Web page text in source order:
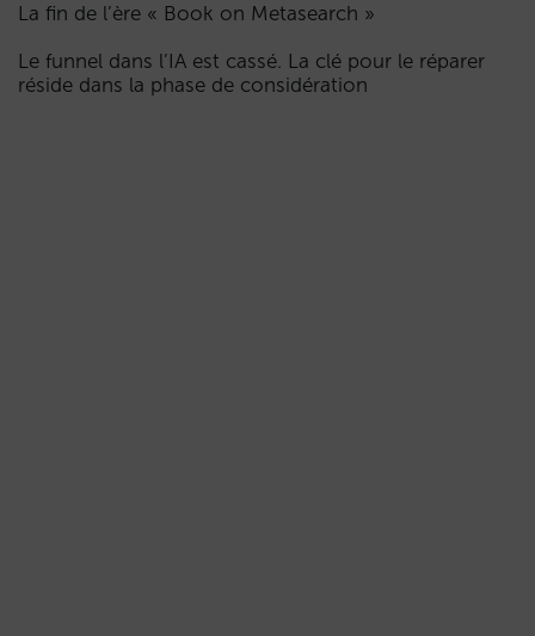
La fin de l’ère « Book on Metasearch »
Le funnel dans l’IA est cassé. La clé pour le réparer
réside dans la phase de considération